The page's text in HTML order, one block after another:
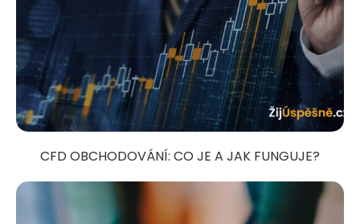
CFD OBCHODOVÁNÍ: CO JE A JAK FUNGUJE?